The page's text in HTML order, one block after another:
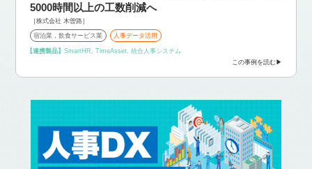
5000時間以上の工数削減へ
［株式会社 木曽路］
宿泊業，飲食サービス業 人事データ活用
【連携製品】SmartHR, TimeAsset, 統合人事システム
この事例を読む